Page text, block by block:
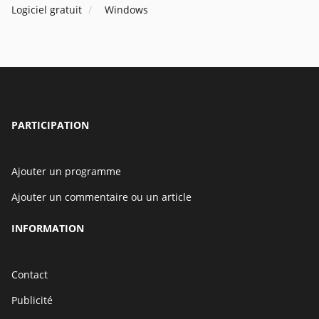
Logiciel gratuit Windows
PARTICIPATION
Ajouter un programme
Ajouter un commentaire ou un article
INFORMATION
Contact
Publicité